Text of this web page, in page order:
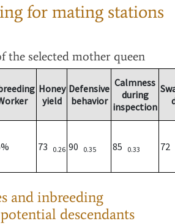
for mating stations
the selected mother queen
Honey
yield
Defensive
behavior
Calmness
during
inspection
73 0.26 90 0.35 85 0.33 72
and inbreeding
descendants